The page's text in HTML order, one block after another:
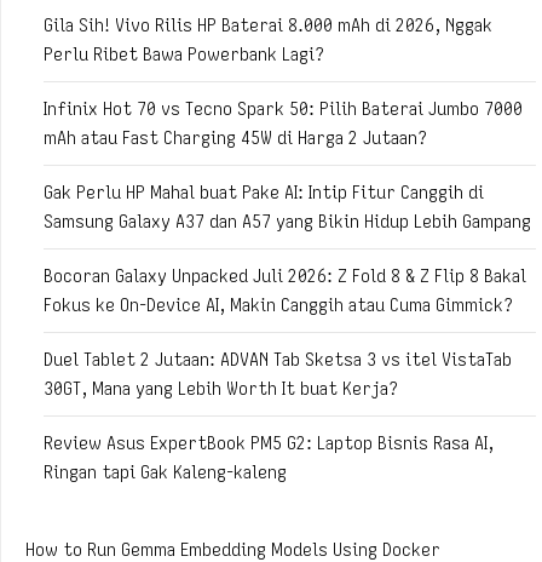
Gila Sih! Vivo Rilis HP Baterai 8.000 mAh di 2026, Nggak
Perlu Ribet Bawa Powerbank Lagi?
Infinix Hot 70 vs Tecno Spark 50: Pilih Baterai Jumbo 7000
mAh atau Fast Charging 45W di Harga 2 Jutaan?
Gak Perlu HP Mahal buat Pake AI: Intip Fitur Canggih di
Samsung Galaxy A37 dan A57 yang Bikin Hidup Lebih Gampang
Bocoran Galaxy Unpacked Juli 2026: Z Fold 8 & Z Flip 8 Bakal
Fokus ke On-Device AI, Makin Canggih atau Cuma Gimmick?
Duel Tablet 2 Jutaan: ADVAN Tab Sketsa 3 vs itel VistaTab
30GT, Mana yang Lebih Worth It buat Kerja?
Review Asus ExpertBook PM5 G2: Laptop Bisnis Rasa AI,
Ringan tapi Gak Kaleng-kaleng
How to Run Gemma Embedding Models Using Docker